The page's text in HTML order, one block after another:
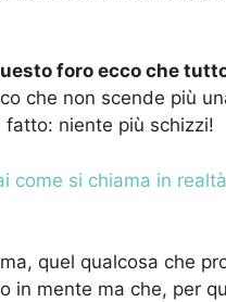
foro ecco che
che non scende più
niente più schizzi!
come si chiama in
quel qualcosa che
in mente ma che, per